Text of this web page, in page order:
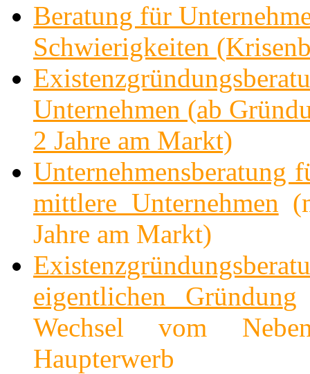
Beratung für
Schwierigkeiten
Unternehmen (ab
2 Jahre am Markt)
Unternehmensberatung
mittlere Unternehmen
Jahre am Markt)
eigentlichen Gründung
Wechsel vom
Haupterwerb